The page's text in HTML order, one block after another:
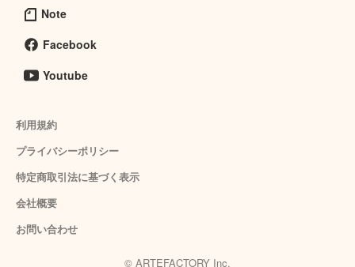
Note
Facebook
Youtube
利用規約
プライバシーポリシー
特定商取引法に基づく表示
会社概要
お問い合わせ
© ARTEFACTORY Inc.